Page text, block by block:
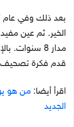
الخير. ثم عين
مدار 8
قدم فكرة تصحيف
اقرأ أيضا: من هو
الجديد